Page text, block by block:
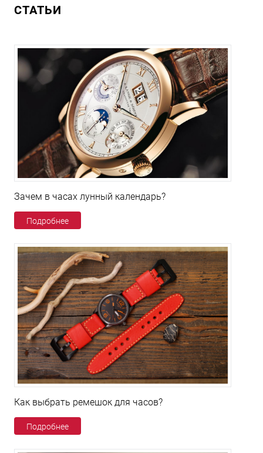
СТАТЬИ
Зачем в часах лунный календарь?
Подробнее
Как выбрать ремешок для часов?
Подробнее